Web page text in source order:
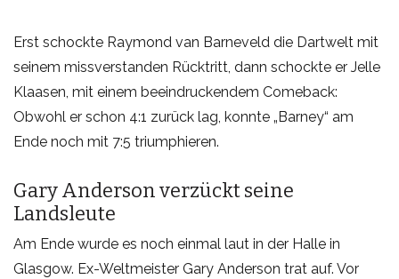
Erst schockte Raymond van Barneveld die Dartwelt mit
seinem missverstanden Rücktritt, dann schockte er Jelle
Klaasen, mit einem beeindruckendem Comeback:
Obwohl er schon 4:1 zurück lag, konnte „Barney“ am
Ende noch mit 7:5 triumphieren.
Gary Anderson verzückt seine
Landsleute
Am Ende wurde es noch einmal laut in der Halle in
Glasgow. Ex-Weltmeister Gary Anderson trat auf. Vor